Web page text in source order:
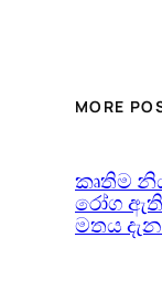
MORE
කෘතිම
රෝග ඇති
මතය